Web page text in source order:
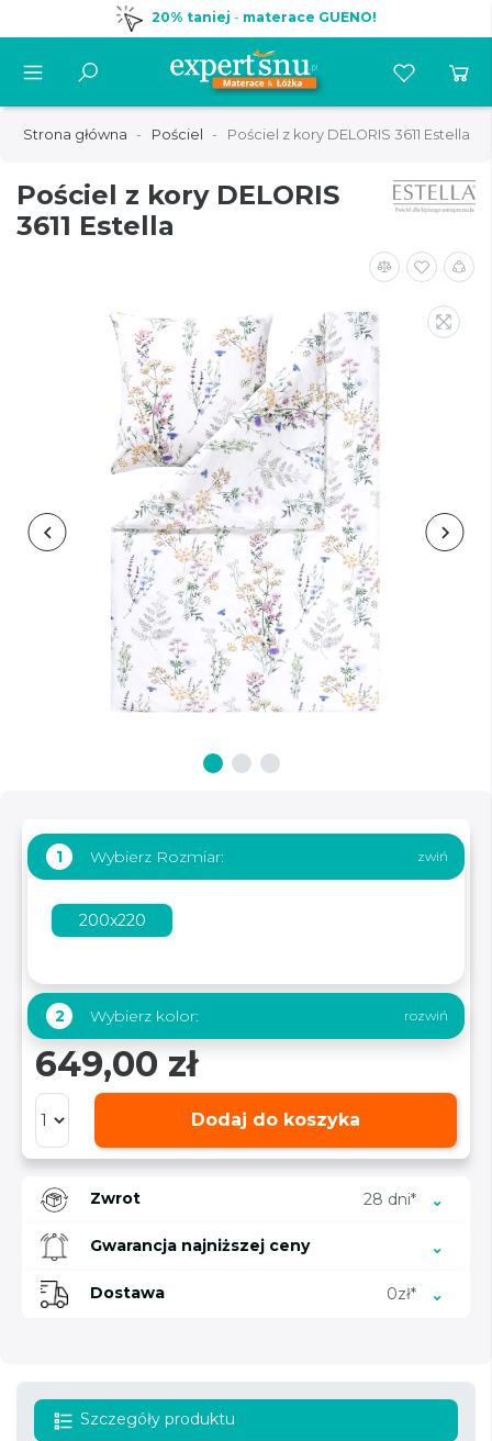
20% taniej - materace GUENO!
Strona główna Pościel Pościel z kory DELORIS 3611 Estella
Pościel z kory DELORIS
3611 Estella
1 Wybierz Rozmiar:
200x220
2 Wybierz kolor:
649,00 zł
Dodaj do koszyka
Zwrot 28 dni*
Gwarancja najniższej ceny
Dostawa 0zł*
Szczegóły produktu